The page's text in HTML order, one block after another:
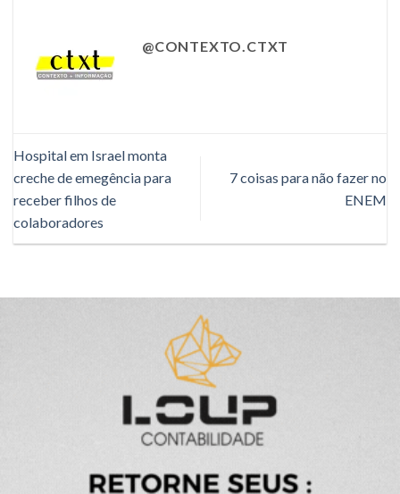
@CONTEXTO.CTXT
Hospital em Israel monta
creche de emegência para
receber filhos de
colaboradores
7 coisas para não fazer no
ENEM